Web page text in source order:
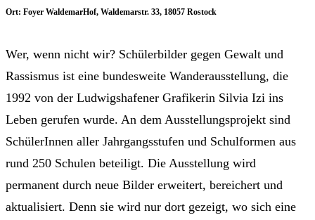
Ort: Foyer WaldemarHof, Waldemarstr. 33, 18057 Rostock
Wer, wenn nicht wir? Schülerbilder gegen Gewalt und
Rassismus ist eine bundesweite Wanderausstellung, die
1992 von der Ludwigshafener Grafikerin Silvia Izi ins
Leben gerufen wurde. An dem Ausstellungsprojekt sind
SchülerInnen aller Jahrgangsstufen und Schulformen aus
rund 250 Schulen beteiligt. Die Ausstellung wird
permanent durch neue Bilder erweitert, bereichert und
aktualisiert. Denn sie wird nur dort gezeigt, wo sich eine